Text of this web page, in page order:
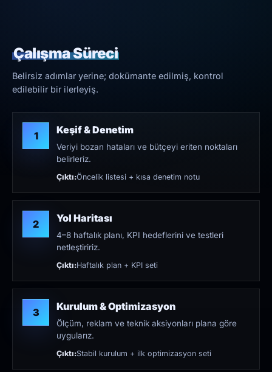
Çalışma Süreci
Belirsiz adımlar yerine; dokümante edilmiş, kontrol
edilebilir bir ilerleyiş.
1 Keşif & Denetim
Veriyi bozan hataları ve bütçeyi eriten noktaları
belirleriz.
Çıktı:Öncelik listesi + kısa denetim notu
2 Yol Haritası
4–8 haftalık planı, KPI hedeflerini ve testleri
netleştiririz.
Çıktı:Haftalık plan + KPI seti
3 Kurulum & Optimizasyon
Ölçüm, reklam ve teknik aksiyonları plana göre
uygularız.
Çıktı:Stabil kurulum + ilk optimizasyon seti